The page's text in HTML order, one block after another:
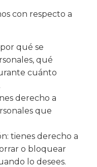
con respecto a
qué se
qué
cuánto
derecho a
que
tienes derecho a
o bloquear
lo desees.